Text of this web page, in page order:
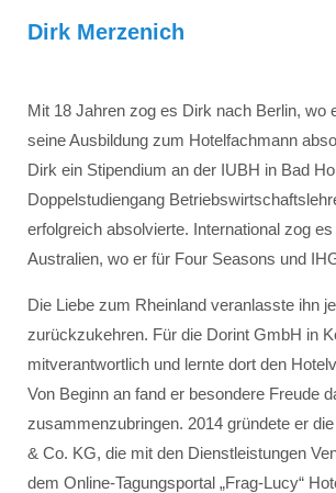
Dirk Merzenich
Mit 18 Jahren zog es Dirk nach Berlin, wo
seine Ausbildung zum Hotelfachmann
Dirk ein Stipendium an der IUBH in Bad
Doppelstudiengang
erfolgreich absolvierte. International zog
Australien, wo er für Four Seasons und
Die Liebe zum Rheinland veranlasste ihn
zurückzukehren. Für die Dorint GmbH in
mitverantwortlich und lernte dort den
Von Beginn an fand er besondere Freude
zusammenzubringen. 2014 gründete er
& Co. KG, die mit den Dienstleistungen
dem Online-Tagungsportal „Frag-Lucy“